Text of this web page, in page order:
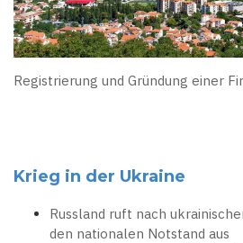
Registrierung und Gründung einer
Krieg in der Ukraine
Russland ruft nach
den nationalen Notstand aus